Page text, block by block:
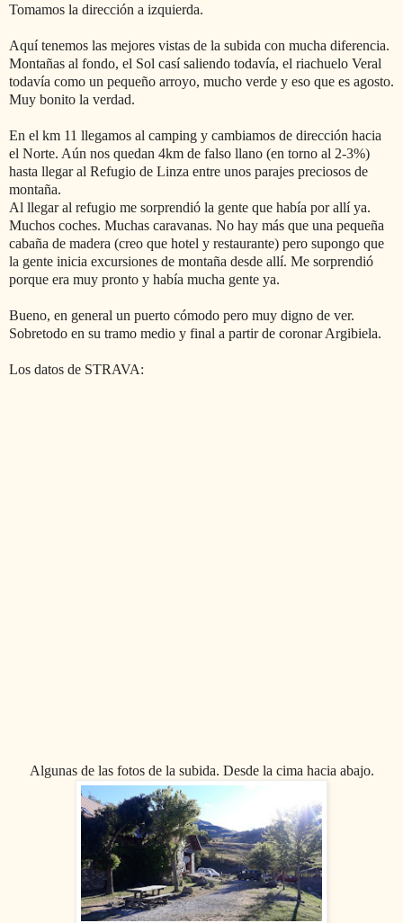
Tomamos la dirección a izquierda.
Aquí tenemos las mejores vistas de la subida con mucha diferencia.
Montañas al fondo, el Sol casí saliendo todavía, el riachuelo Veral
todavía como un pequeño arroyo, mucho verde y eso que es agosto.
Muy bonito la verdad.
En el km 11 llegamos al camping y cambiamos de dirección hacia
el Norte. Aún nos quedan 4km de falso llano (en torno al 2-3%)
hasta llegar al Refugio de Linza entre unos parajes preciosos de
montaña.
Al llegar al refugio me sorprendió la gente que había por allí ya.
Muchos coches. Muchas caravanas. No hay más que una pequeña
cabaña de madera (creo que hotel y restaurante) pero supongo que
la gente inicia excursiones de montaña desde allí. Me sorprendió
porque era muy pronto y había mucha gente ya.
Bueno, en general un puerto cómodo pero muy digno de ver.
Sobretodo en su tramo medio y final a partir de coronar Argibiela.
Los datos de STRAVA:
Algunas de las fotos de la subida. Desde la cima hacia abajo.